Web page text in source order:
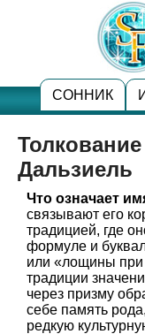
СОННИК
Дальзиель
Что означает
связывают его
традицией, где
формуле и
или «лощины
традиции
через призму
себе память
редкую